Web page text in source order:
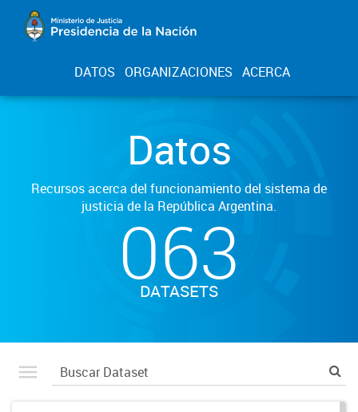
DATOS ORGANIZACIONES ACERCA
Datos
Recursos acerca del funcionamiento del sistema de
justicia de la República Argentina.
063
DATASETS